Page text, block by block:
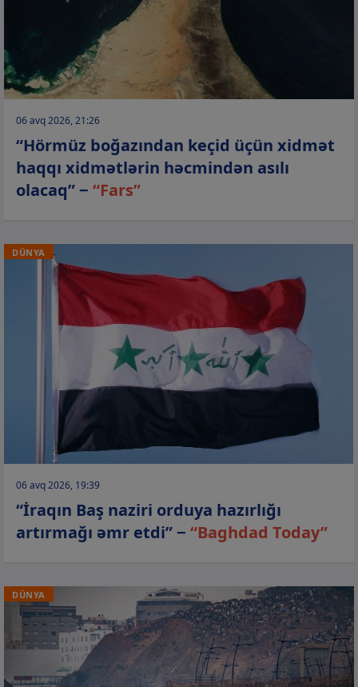
06 avq 2026, 21:26
“Hörmüz boğazından keçid üçün xidmət
haqqı xidmətlərin həcmindən asılı
olacaq” − “Fars”
DÜNYA
06 avq 2026, 19:39
“İraqın Baş naziri orduya hazırlığı
artırmağı əmr etdi” − “Baghdad Today”
DÜNYA